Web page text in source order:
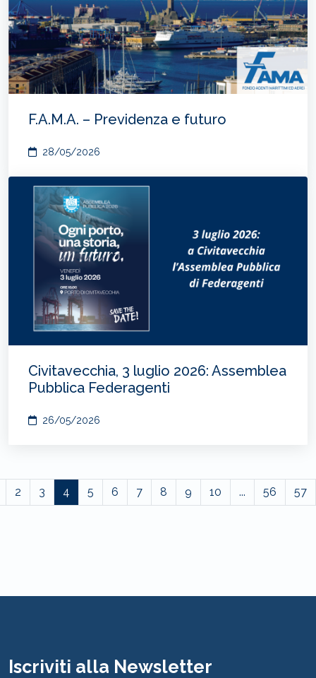
F.A.M.A. – Previdenza e futuro
28/05/2026
Civitavecchia, 3 luglio 2026: Assemblea
Pubblica Federagenti
26/05/2026
2 3 4 5 6 7 8 9 10 ... 56 57
Iscriviti alla Newsletter